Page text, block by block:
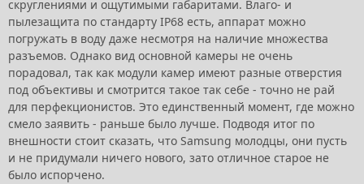
скруглениями и ощутимыми габаритами. Влаго- и
пылезащита по стандарту IP68 есть, аппарат можно
погружать в воду даже несмотря на наличие множества
разъемов. Однако вид основной камеры не очень
порадовал, так как модули камер имеют разные отверстия
под объективы и смотрится такое так себе - точно не рай
для перфекционистов. Это единственный момент, где можно
смело заявить - раньше было лучше. Подводя итог по
внешности стоит сказать, что Samsung молодцы, они пусть
и не придумали ничего нового, зато отличное старое не
было испорчено.